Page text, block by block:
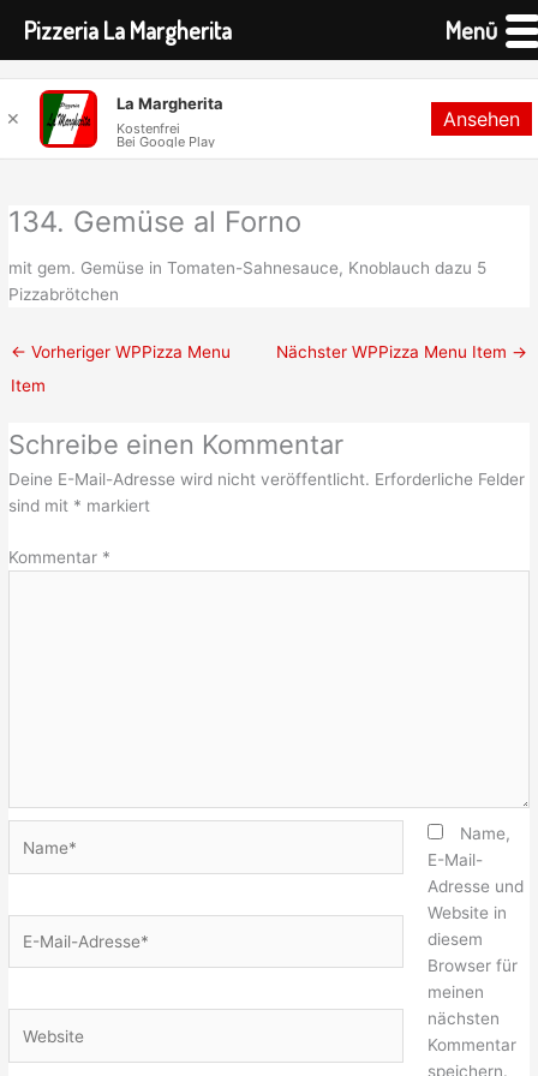
Inhalt
springen
134. Gemüse al Forno
mit gem. Gemüse in Tomaten-Sahnesauce, Knoblauch dazu 5
Pizzabrötchen
← Vorheriger WPPizza Menu
Item
Nächster WPPizza Menu Item →
Schreibe einen Kommentar
Deine E-Mail-Adresse wird nicht veröffentlicht. Erforderliche Felder
sind mit * markiert
Kommentar *
Mail-
Name,
E-Mail-
Adresse und
Website in
diesem
Browser für
meinen
nächsten
Kommentar
speichern.
Pizzeria La Margherita Menü
✕
La Margherita
Kostenfrei
Bei Google Play
Ansehen